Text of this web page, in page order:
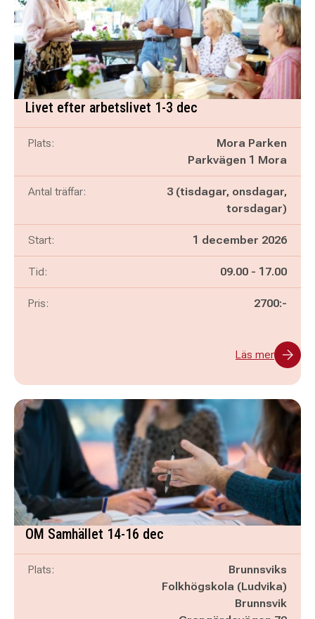
Livet efter arbetslivet 1-3 dec
Plats:
Mora Parken
Parkvägen 1 Mora
Antal träffar:
3 (tisdagar, onsdagar,
torsdagar)
Start: 1 december 2026
Tid: Pågår mellan
09.00 - och
17.00
Pris: 2700:-
Läs mer
OM Samhället 14-16 dec
Plats:
Brunnsviks
Folkhögskola (Ludvika)
Brunnsvik